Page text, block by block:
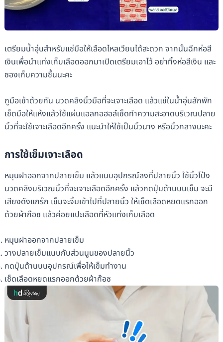
เตรียมน้ำอุ่นสำหรับแช่มือให้เลือดไหลเวียนได้สะดวก จากนั้นฉีกห่อสี
เงินเพื่อนำแท่งเก็บเลือดออกมาเปิดเตรียมเอาไว้ อย่าทิ้งห่อสีเงิน และ
ซองเก็บความชื้นนะคะ
ถูมือเข้าด้วยกัน นวดคลึงนิ้วมือที่จะเจาะเลือด แล้วแช่ในน้ำอุ่นสักพัก
เช็ดมือให้แห้งแล้วใช้แผ่นแอลกอฮอล์เช็ดทำความสะอาดบริเวณปลาย
นิ้วที่จะใช้เจาะเลือดอีกครั้ง แนะนำให้ใช้เป็นนิ้วนาง หรือนิ้วกลางนะคะ
การใช้เข็มเจาะเลือด
หมุนฝาออกจากปลายเข็ม แล้วแนบอุปกรณ์ลงที่ปลายนิ้ว ใช้นิ้วโป้ง
นวดคลึงบริเวณนิ้วที่จะเจาะเลือดอีกครั้ง แล้วกดปุ่มด้านบนเข็ม จะมี
เสียงดังแกร๊ก เข็มจะจิ้มเข้าไปที่ปลายนิ้ว ให้เช็ดเลือดหยดแรกออก
ด้วยผ้าก๊อซ แล้วค่อยแปะเลือดที่หัวแท่งเก็บเลือด
หมุนฝาออกจากปลายเข็ม
วางปลายเข็มแนบกับส่วนนูนของปลายนิ้ว
กดปุ่นด้านบนอุปกรณ์เพื่อให้เข็มทำงาน
เช็ดเลือดหยดแรกออกด้วยผ้าก๊อซ